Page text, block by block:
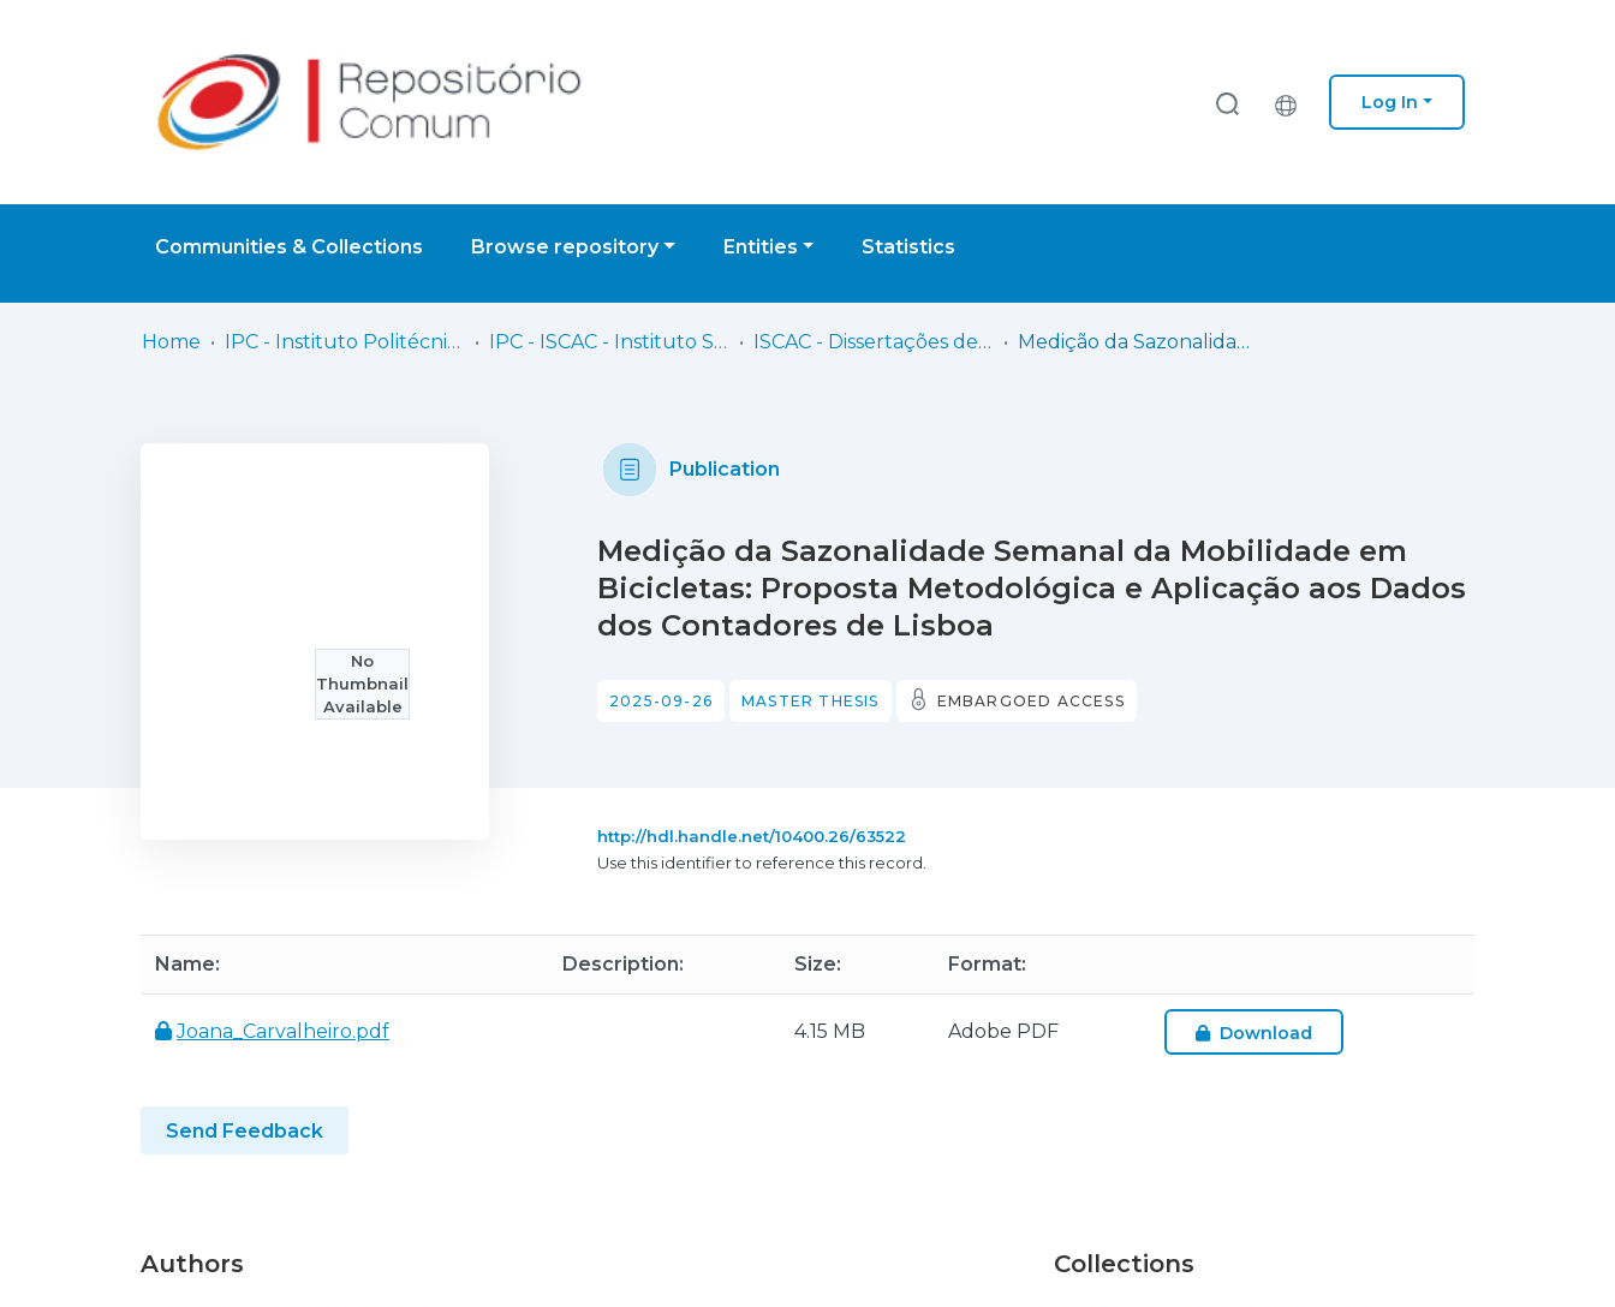
Log In
Communities & Collections Browse repository Entities Statistics
Home IPC - Instituto Politécnico de Coimbra IPC - ISCAC - Instituto Superior de Contabilidade e Administração de Coimbra ISCAC - Dissertações de Mestrado Medição da Sazonalidade Semanal da Mobilidade em Bicicletas: Proposta Metodológica e Aplicação aos Dados dos Contadores de Lisboa
No
Thumbnail
Available
Publication
Medição da Sazonalidade Semanal da Mobilidade em
Bicicletas: Proposta Metodológica e Aplicação aos Dados
dos Contadores de Lisboa
2025-09-26 MASTER THESIS EMBARGOED ACCESS
http://hdl.handle.net/10400.26/63522
Use this identifier to reference this record.
Name: Description: Size: Format:
Joana_Carvalheiro.pdf 4.15 MB Adobe PDF Download
Send Feedback
Authors Collections